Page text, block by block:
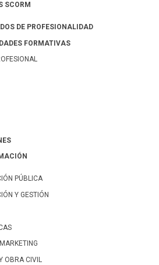
SCORM
DE PROFESIONALIDAD
FORMATIVAS
PÚBLICA
Y GESTIÓN
OBRA CIVIL